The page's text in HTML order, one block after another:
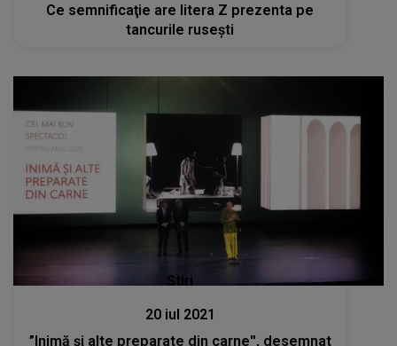
Ce semnificaţie are litera Z prezenta pe
tancurile ruseşti
Stiri
20 iul 2021
”Inimă şi alte preparate din carne'', desemnat